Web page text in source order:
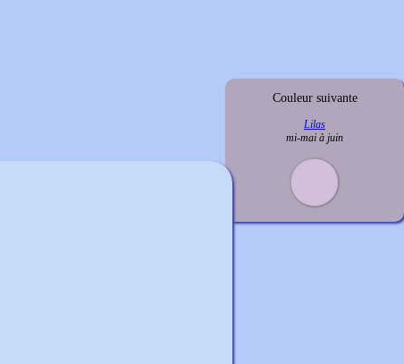
Couleur suivante
Lilas
mi-mai à juin